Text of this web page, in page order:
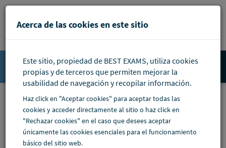
Pasar al contenido principal
Accede
Acerca de las cookies en este sitio
Este sitio, propiedad de BEST EXAMS, utiliza cookies
propias y de terceros que permiten mejorar la
usabilidad de navegación y recopilar información.
Haz click en "Aceptar cookies" para aceptar todas las
cookies y acceder directamente al sitio o haz click en
"Rechazar cookies" en el caso que desees aceptar
únicamente las cookies esenciales para el funcionamiento
básico del sitio web.